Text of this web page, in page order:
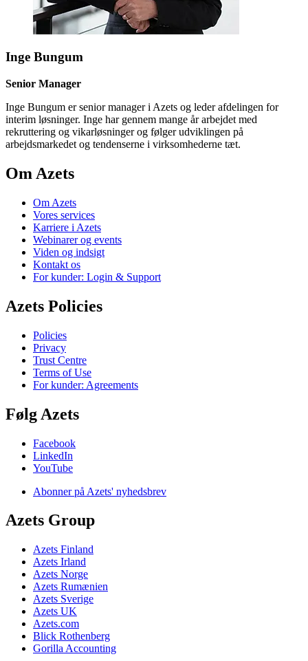
Inge Bungum
Senior Manager
Inge Bungum er senior manager i Azets og leder afdelingen for
interim løsninger. Inge har gennem mange år arbejdet med
rekruttering og vikarløsninger og følger udviklingen på
arbejdsmarkedet og tendenserne i virksomhederne tæt.
Om Azets
Om Azets
Vores services
Karriere i Azets
Webinarer og events
Viden og indsigt
Kontakt os
For kunder: Login & Support
Azets Policies
Policies
Privacy
Trust Centre
Terms of Use
For kunder: Agreements
Følg Azets
Facebook
LinkedIn
YouTube
Abonner på Azets' nyhedsbrev
Azets Group
Azets Finland
Azets Irland
Azets Norge
Azets Rumænien
Azets Sverige
Azets UK
Azets.com
Blick Rothenberg
Gorilla Accounting